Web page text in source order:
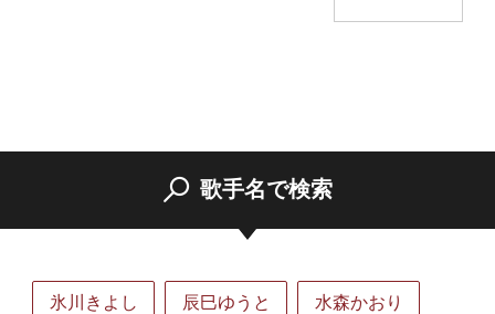
歌手名で検索
氷川きよし 辰巳ゆうと 水森かおり